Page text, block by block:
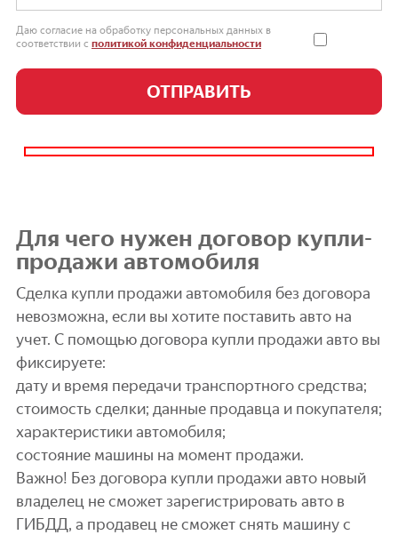
Даю согласие на обработку персональных данных в
соответствии с политикой конфиденциальности
Для чего нужен договор купли-
продажи автомобиля
Сделка купли продажи автомобиля без договора
невозможна, если вы хотите поставить авто на
учет. С помощью договора купли продажи авто вы
фиксируете:
дату и время передачи транспортного средства;
стоимость сделки; данные продавца и покупателя;
характеристики автомобиля;
состояние машины на момент продажи.
Важно! Без договора купли продажи авто новый
владелец не сможет зарегистрировать авто в
ГИБДД, а продавец не сможет снять машину с